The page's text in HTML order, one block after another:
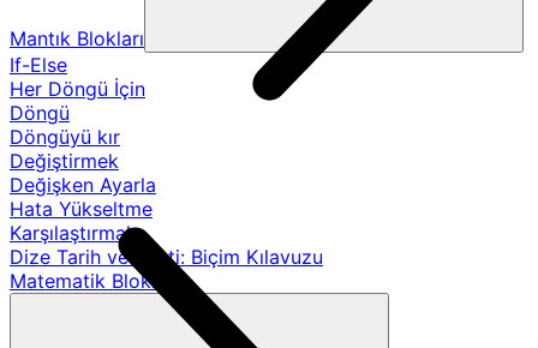
Mantık Blokları
If-Else
Her Döngü İçin
Döngü
Döngüyü kır
Değiştirmek
Değişken Ayarla
Hata Yükseltme
Karşılaştırmak
Dize Tarih ve Saati: Biçim Kılavuzu
Matematik Blokları